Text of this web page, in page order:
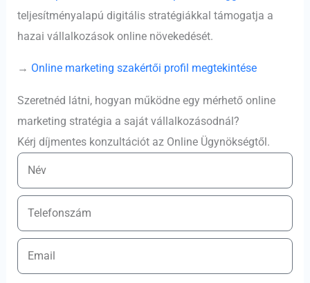
teljesítményalapú digitális stratégiákkal támogatja a
hazai vállalkozások online növekedését.
→ Online marketing szakértői profil megtekintése
Szeretnéd látni, hogyan működne egy mérhető online
marketing stratégia a saját vállalkozásodnál?
Kérj díjmentes konzultációt az Online Ügynökségtől.